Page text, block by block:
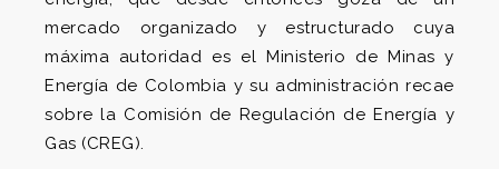
mercado organizado y estructurado cuya
máxima autoridad es el Ministerio de Minas y
Energía de Colombia y su administración recae
sobre la Comisión de Regulación de Energía y
Gas (CREG).